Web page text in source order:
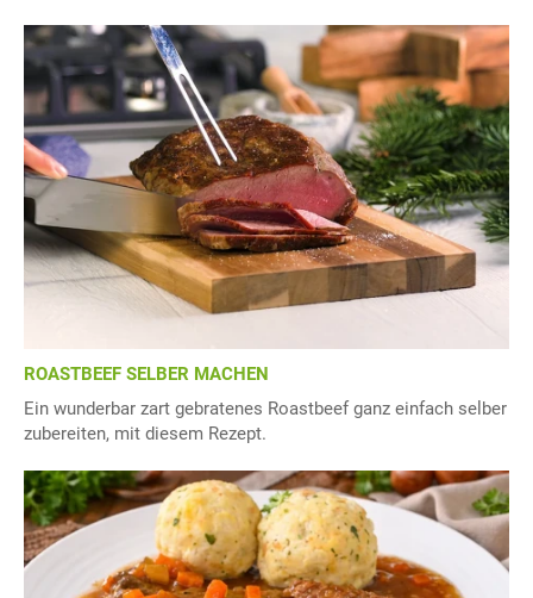
ROASTBEEF SELBER MACHEN
Ein wunderbar zart gebratenes Roastbeef ganz einfach selber
zubereiten, mit diesem Rezept.